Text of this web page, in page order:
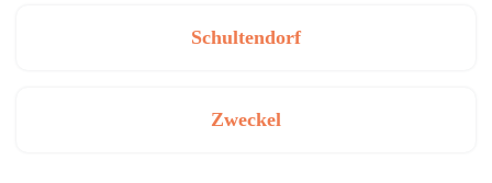
Schultendorf
Zweckel